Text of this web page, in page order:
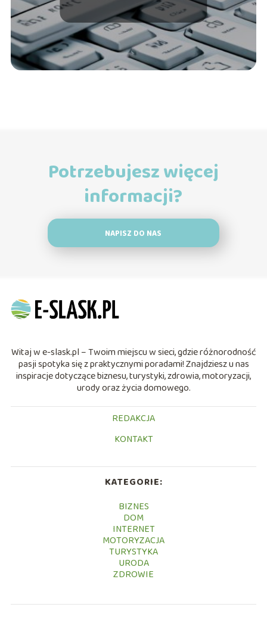
Potrzebujesz więcej
informacji?
NAPISZ DO NAS
Witaj w e-slask.pl – Twoim miejscu w sieci, gdzie różnorodność
pasji spotyka się z praktycznymi poradami! Znajdziesz u nas
inspiracje dotyczące biznesu, turystyki, zdrowia, motoryzacji,
urody oraz życia domowego.
REDAKCJA
KONTAKT
KATEGORIE:
BIZNES
DOM
INTERNET
MOTORYZACJA
TURYSTYKA
URODA
ZDROWIE